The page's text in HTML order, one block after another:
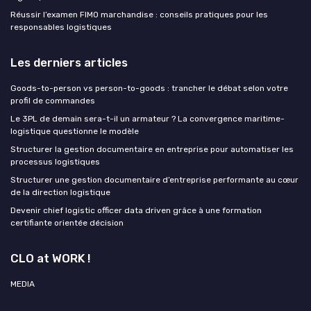
Réussir l’examen FIMO marchandise : conseils pratiques pour les
responsables logistiques
Les derniers articles
Goods-to-person vs person-to-goods : trancher le débat selon votre
profil de commandes
Le 3PL de demain sera-t-il un armateur ? La convergence maritime-
logistique questionne le modèle
Structurer la gestion documentaire en entreprise pour automatiser les
processus logistiques
Structurer une gestion documentaire d’entreprise performante au cœur
de la direction logistique
Devenir chief logistic officer data driven grâce à une formation
certifiante orientée décision
CLO at WORK !
MEDIA